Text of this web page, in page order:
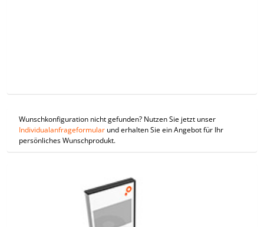
Wunschkonfiguration nicht gefunden? Nutzen Sie jetzt unser
Individualanfrageformular und erhalten Sie ein Angebot für Ihr
persönliches Wunschprodukt.